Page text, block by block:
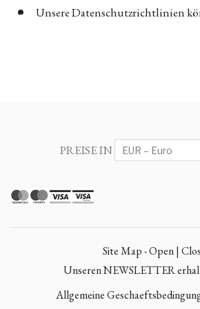
Unsere Datenschutzrichtlinien
PREISE IN
Site Map - Open |
Unseren NEWSLETTER
Allgemeine